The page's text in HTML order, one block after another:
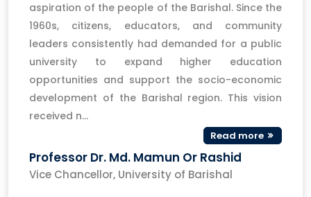
aspiration of the people of the Barishal. Since the
1960s, citizens, educators, and community
leaders consistently had demanded for a public
university to expand higher education
opportunities and support the socio-economic
development of the Barishal region. This vision
received n...
Read more
Professor Dr. Md. Mamun Or Rashid
Vice Chancellor, University of Barishal